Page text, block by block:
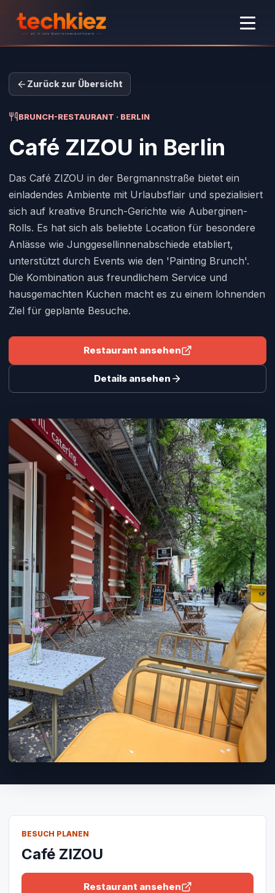
Zurück zur Übersicht
BRUNCH-RESTAURANT · BERLIN
Café ZIZOU in Berlin
Das Café ZIZOU in der Bergmannstraße bietet ein
einladendes Ambiente mit Urlaubsflair und spezialisiert
sich auf kreative Brunch-Gerichte wie Auberginen-
Rolls. Es hat sich als beliebte Location für besondere
Anlässe wie Junggesellinnenabschiede etabliert,
unterstützt durch Events wie den 'Painting Brunch'.
Die Kombination aus freundlichem Service und
hausgemachten Kuchen macht es zu einem lohnenden
Ziel für geplante Besuche.
Restaurant ansehen
Details ansehen
BESUCH PLANEN
Café ZIZOU
Restaurant ansehen